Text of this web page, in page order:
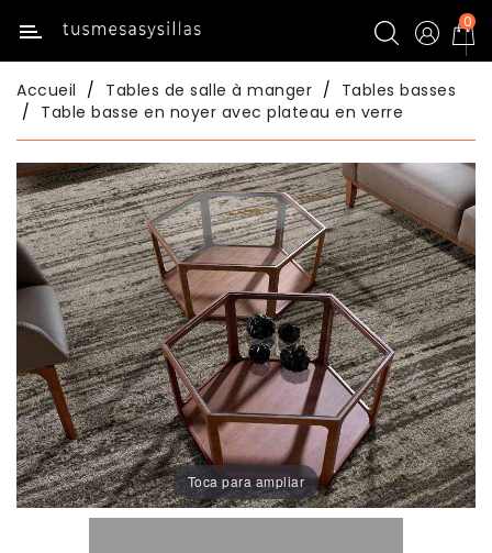
Catégorie
Inicio
Tables
De
Cuisine
Chaises
De
Cuisine
Tables
De
Salle
À
Manger
Chaises
0
Accueil Tables de salle à manger
Tables basses
Table basse en noyer avec plateau en verre
Toca para ampliar